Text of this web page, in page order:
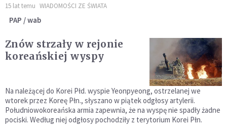
15 lat temu WIADOMOŚCI ZE ŚWIATA
PAP / wab
Znów strzały w rejonie
koreańskiej wyspy
Na należącej do Korei Płd. wyspie Yeonpyeong, ostrzelanej we
wtorek przez Koreę Płn., słyszano w piątek odgłosy artylerii.
Południowokoreańska armia zapewnia, że na wyspę nie spadły żadne
pociski. Według niej odgłosy pochodziły z terytorium Korei Płn.